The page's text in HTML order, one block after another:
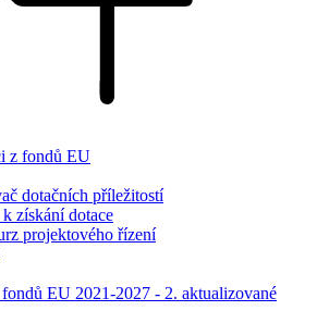
z fondů EU
dotačních příležitostí
získání dotace
projektového řízení
EU 2021-2027 - 2. aktualizované